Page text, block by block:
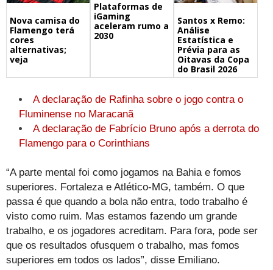
Nova camisa do
Flamengo terá
cores
alternativas;
veja
Plataformas de
iGaming
aceleram rumo a
2030
Santos x Remo:
Análise
Estatística e
Prévia para as
Oitavas da Copa
do Brasil 2026
A declaração de Rafinha sobre o jogo contra o
Fluminense no Maracanã
A declaração de Fabrício Bruno após a derrota do
Flamengo para o Corinthians
“A parte mental foi como jogamos na Bahia e fomos
superiores. Fortaleza e Atlético-MG, também. O que
passa é que quando a bola não entra, todo trabalho é
visto como ruim. Mas estamos fazendo um grande
trabalho, e os jogadores acreditam. Para fora, pode ser
que os resultados ofusquem o trabalho, mas fomos
superiores em todos os lados”, disse Emiliano.